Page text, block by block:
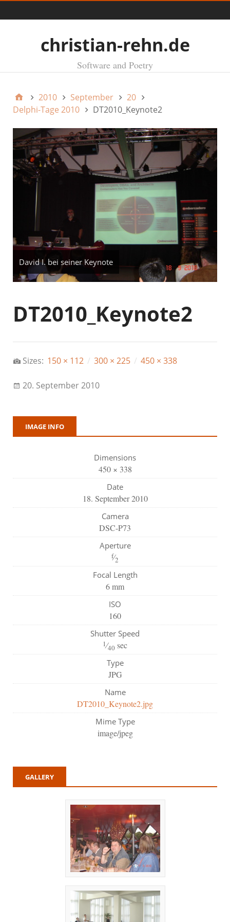
christian-rehn.de
Software and Poetry
2010 September
20
Delphi-Tage 2010
DT2010_Keynote2
David I. bei seiner Keynote
DT2010_Keynote2
Sizes: 150 × 112 / 300 × 225 / 450 × 338
20. September 2010
IMAGE INFO
Dimensions
450 × 338
Date
18. September 2010
Camera
DSC-P73
Aperture
f⁄2
Focal Length
6 mm
ISO
160
Shutter Speed
1⁄40 sec
Type
JPG
Name
DT2010_Keynote2.jpg
Mime Type
image/jpeg
GALLERY